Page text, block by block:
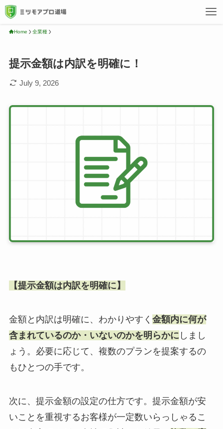
Home 全業種
提示金額は内訳を明確に！
July 9, 2026
【提示金額は内訳を明確に】
金額と内訳は明確に、わかりやすく 金額内に何が
含まれているのか・いないのかを明らかに しまし
ょう。必要に応じて、複数のプランを提案するの
もひとつの手です。
次に、提示金額の設定の仕方です。提示金額が安
いことを重視するお客様が一定数いらっしゃるこ